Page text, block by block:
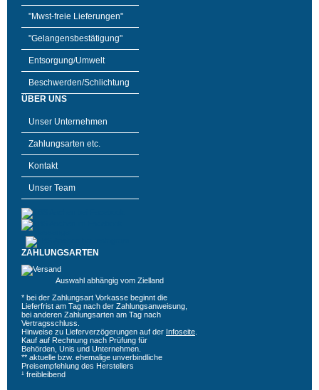
"Mwst-freie Lieferungen"
"Gelangensbestätigung"
Entsorgung/Umwelt
Beschwerden/Schlichtung
ÜBER UNS
Unser Unternehmen
Zahlungsarten etc.
Kontakt
Unser Team
ZAHLUNGSARTEN
Auswahl abhängig vom Zielland
* bei der Zahlungsart Vorkasse beginnt die
Lieferfrist am Tag nach der Zahlungsanweisung,
bei anderen Zahlungsarten am Tag nach
Vertragsschluss.
Hinweise zu Lieferverzögerungen auf der Infoseite
Kauf auf Rechnung nach Prüfung für
Behörden, Unis und Unternehmen.
** aktuelle bzw. ehemalige unverbindliche
Preisempfehlung des Herstellers
¹ freibleibend